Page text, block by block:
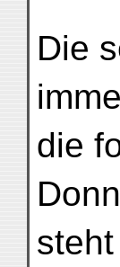
Die
die